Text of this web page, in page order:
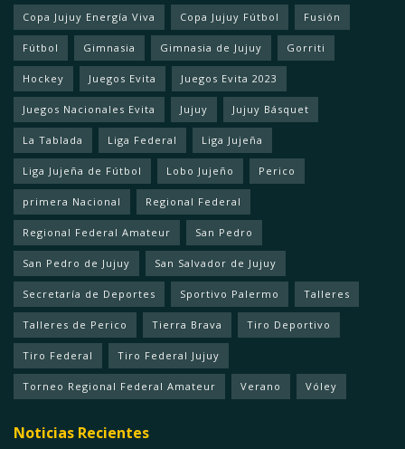
Copa Jujuy Energía Viva Copa Jujuy Fútbol Fusión
Fútbol Gimnasia Gimnasia de Jujuy Gorriti
Hockey Juegos Evita Juegos Evita 2023
Juegos Nacionales Evita Jujuy Jujuy Básquet
La Tablada Liga Federal Liga Jujeña
Liga Jujeña de Fútbol Lobo Jujeño Perico
primera Nacional Regional Federal
Regional Federal Amateur San Pedro
San Pedro de Jujuy San Salvador de Jujuy
Secretaría de Deportes Sportivo Palermo Talleres
Talleres de Perico Tierra Brava Tiro Deportivo
Tiro Federal Tiro Federal Jujuy
Torneo Regional Federal Amateur Verano Vóley
Noticias Recientes